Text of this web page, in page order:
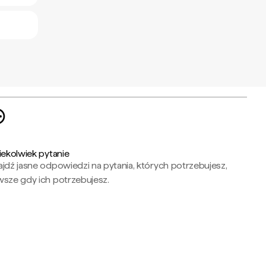
pytanie
jasne odpowiedzi na pytania, których potrzebujesz,
gdy ich potrzebujesz.